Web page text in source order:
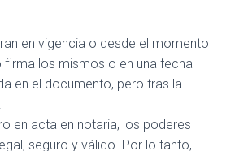
en vigencia o desde el momento
firma los mismos o en una fecha
en el documento, pero tras la
en acta en notaria, los poderes
seguro y válido. Por lo tanto,